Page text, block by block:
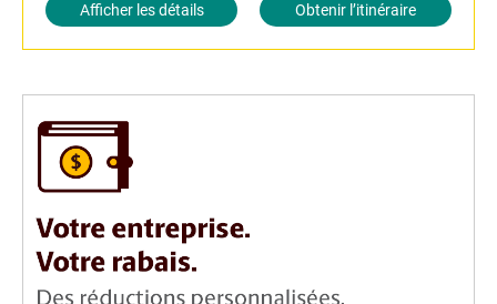
Afficher les détails Obtenir l’itinéraire